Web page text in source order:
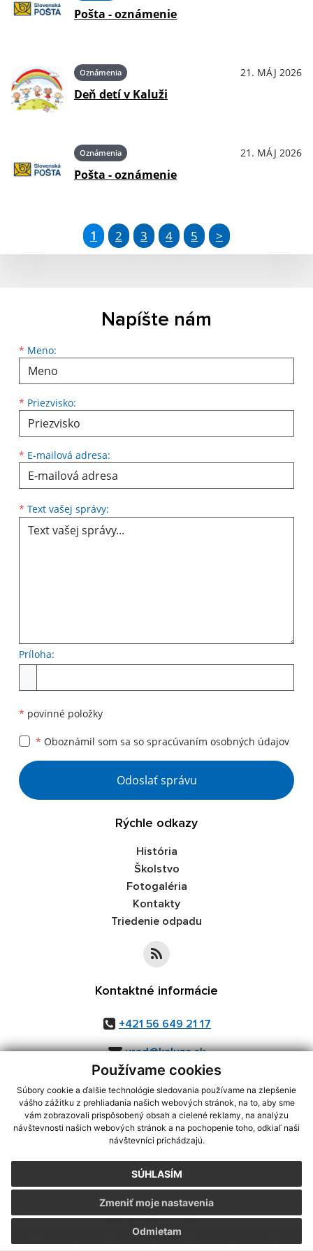
Používame cookies
Súbory cookie a ďalšie technológie sledovania používame na zlepšenie
vášho zážitku z prehliadania našich webových stránok, na to, aby sme
vám zobrazovali prispôsobený obsah a cielené reklamy, na analýzu
návštevnosti našich webových stránok a na pochopenie toho, odkiaľ naši
návštevníci prichádzajú.
SÚHLASÍM
Odmietam
Zmeniť moje nastavenia
Pošta - oznámenie
Oznámenia 21. MÁJ 2026
Deň detí v Kaluži
Oznámenia 21. MÁJ 2026
Pošta - oznámenie
1 2 3 4 5 >
Napíšte nám
* Meno:
Meno
* Priezvisko:
Priezvisko
* E-mailová adresa:
E-mailová adresa
* Text vašej správy:
Príloha:
* povinné položky
* Oboznámil som sa so spracúvaním osobných údajov
Google reCaptcha Response
Odoslať správu
Rýchle odkazy
História
Školstvo
Fotogaléria
Kontakty
Triedenie odpadu
Kontaktné informácie
+421 56 649 21 17
urad@kaluza.sk
využite možnosť získavania aktuálnych informácií s využitím RSS
CMS systém (redakčný) systém ECHELON 2,Mapa stránok,web portál
webex.digital, s.r.o.,domény,registrácia domény
Posledná aktualizácia:05.08.2026
Vytlačiť stránku|Vyhlásenie o prístupnosti